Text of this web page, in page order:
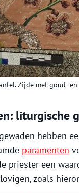
Zijde met goud-
liturgische
hebben
paramenten
priester een
zoals